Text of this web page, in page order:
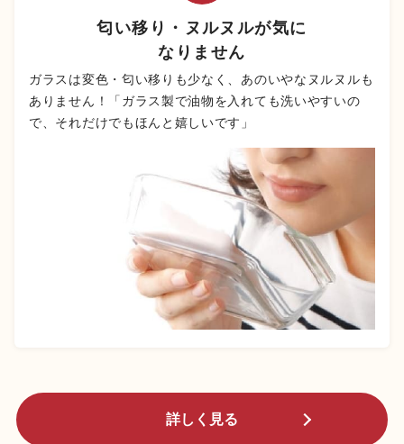
匂い移り・ヌルヌルが気に
なりません
ガラスは変色・匂い移りも少なく、あのいやなヌルヌルも
ありません！「ガラス製で油物を入れても洗いやすいの
で、それだけでもほんと嬉しいです」
詳しく見る